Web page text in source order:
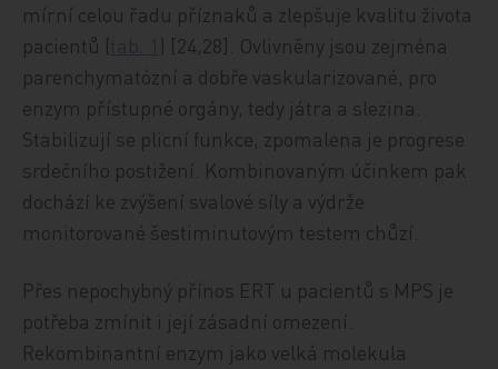
mírní celou řadu příznaků a zlepšuje kvalitu života
pacientů (
) [24,28]. Ovlivněny jsou zejména
parenchymatózní a dobře vaskularizované, pro
enzym přístupné orgány, tedy játra a slezina.
Stabilizují se plicní funkce, zpomalena je progrese
srdečního postižení. Kombinovaným účinkem pak
dochází ke zvýšení svalové síly a výdrže
monitorované šestiminutovým testem chůzí.
Přes nepochybný přínos ERT u pacientů s MPS je
potřeba zmínit i její zásadní omezení.
Rekombinantní enzym jako velká molekula